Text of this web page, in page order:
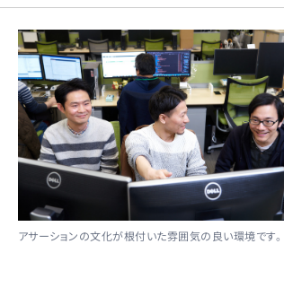
アサーションの文化が根付いた雰囲気の良い環境です。